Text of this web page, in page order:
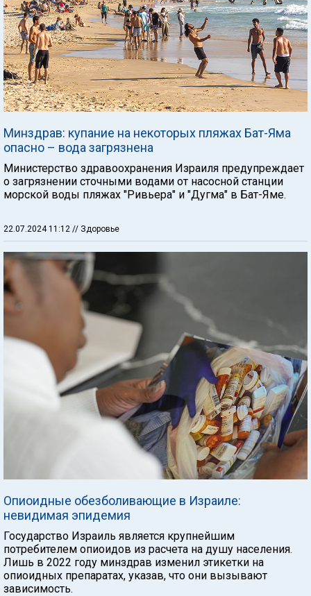
Минздрав: купание на некоторых пляжах Бат-Яма
опасно – вода загрязнена
Министерство здравоохранения Израиля предупреждает
о загрязнении сточными водами от насосной станции
морской воды пляжах "Ривьера" и "Дугма" в Бат-Яме.
22.07.2024 11:12 // Здоровье
Опиоидные обезболивающие в Израиле:
невидимая эпидемия
Государство Израиль является крупнейшим
потребителем опиоидов из расчета на душу населения.
Лишь в 2022 году минздрав изменил этикетки на
опиоидных препаратах, указав, что они вызывают
зависимость.